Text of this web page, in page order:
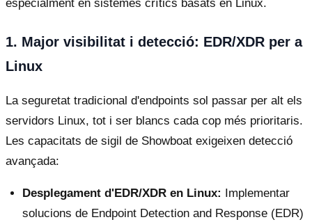
especialment en sistemes crítics basats en Linux.
1. Major visibilitat i detecció: EDR/XDR per a
Linux
La seguretat tradicional d'endpoints sol passar per alt els
servidors Linux, tot i ser blancs cada cop més prioritaris.
Les capacitats de sigil de Showboat exigeixen detecció
avançada:
Desplegament d'EDR/XDR en Linux: Implementar
solucions de Endpoint Detection and Response (EDR)